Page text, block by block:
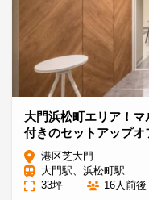
大門浜松町エリア！
付きのセットアップオ
港区芝大門
大門駅、浜松町駅
33坪
16人前後